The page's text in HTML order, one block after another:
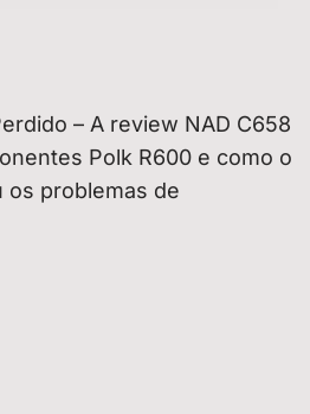
– A review NAD C658
Polk R600 e como o
os problemas de